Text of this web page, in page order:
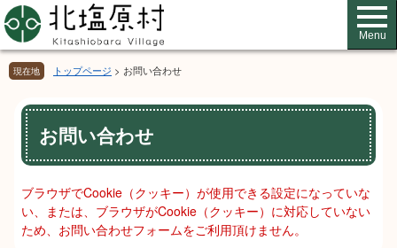
ペ
ー
ジ
の
先
メ
ニ
ュ
ー
を
Menu
現在地 トップページ > お問い合わせ
本
文
お問い合わせ
ブラウザでCookie（クッキー）が使用できる設定になっていな
い、または、ブラウザがCookie（クッキー）に対応していない
ため、お問い合わせフォームをご利用頂けません。